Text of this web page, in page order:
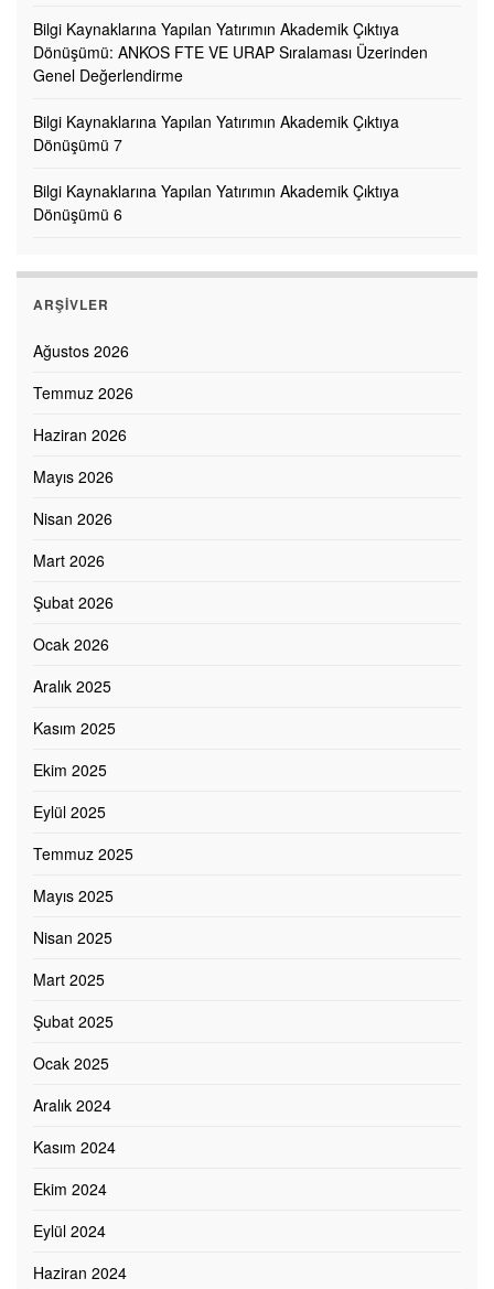
Bilgi Kaynaklarına Yapılan Yatırımın Akademik Çıktıya
Dönüşümü: ANKOS FTE VE URAP Sıralaması Üzerinden
Genel Değerlendirme
Bilgi Kaynaklarına Yapılan Yatırımın Akademik Çıktıya
Dönüşümü 7
Bilgi Kaynaklarına Yapılan Yatırımın Akademik Çıktıya
Dönüşümü 6
ARŞIVLER
Ağustos 2026
Temmuz 2026
Haziran 2026
Mayıs 2026
Nisan 2026
Mart 2026
Şubat 2026
Ocak 2026
Aralık 2025
Kasım 2025
Ekim 2025
Eylül 2025
Temmuz 2025
Mayıs 2025
Nisan 2025
Mart 2025
Şubat 2025
Ocak 2025
Aralık 2024
Kasım 2024
Ekim 2024
Eylül 2024
Haziran 2024